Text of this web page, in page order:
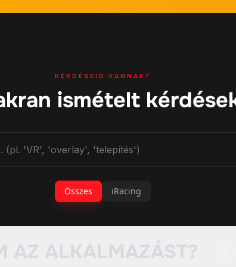
KÉRDÉSEID VANNAK?
ismételt
Összes iRacing